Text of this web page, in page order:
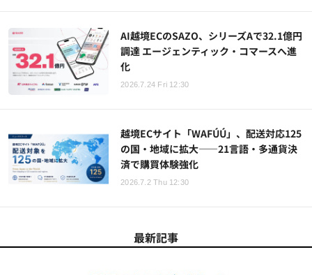
AI越境ECのSAZO、シリーズAで32.1億円
調達 エージェンティック・コマースへ進
化
2026.7.24 Fri 12:30
越境ECサイト「WAFÚÚ」、配送対応125
の国・地域に拡大——21言語・多通貨決
済で購買体験強化
2026.7.2 Thu 12:30
最新記事